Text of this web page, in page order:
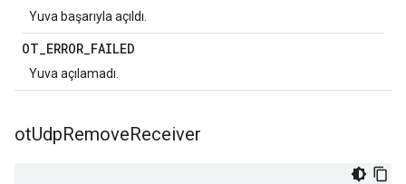
Yuva başarıyla açıldı.
OT_ERROR_FAILED
Yuva açılamadı.
otUdpRemoveReceiver